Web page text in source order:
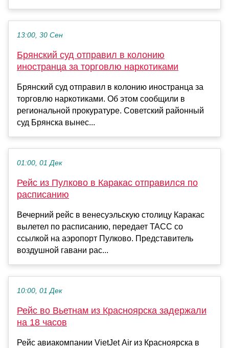
13:00, 30 Сен
Брянский суд отправил в колонию
иностранца за торговлю наркотиками
Брянский суд отправил в колонию иностранца за
торговлю наркотиками. Об этом сообщили в
региональной прокуратуре. Советский районный
суд Брянска вынес...
01:00, 01 Дек
Рейс из Пулково в Каракас отправился по
расписанию
Вечерний рейс в венесуэльскую столицу Каракас
вылетел по расписанию, передает ТАСС со
ссылкой на аэропорт Пулково. Представитель
воздушной гавани рас...
10:00, 01 Дек
Рейс во Вьетнам из Красноярска задержали
на 18 часов
Рейс авиакомпании VietJet Air из Красноярска в